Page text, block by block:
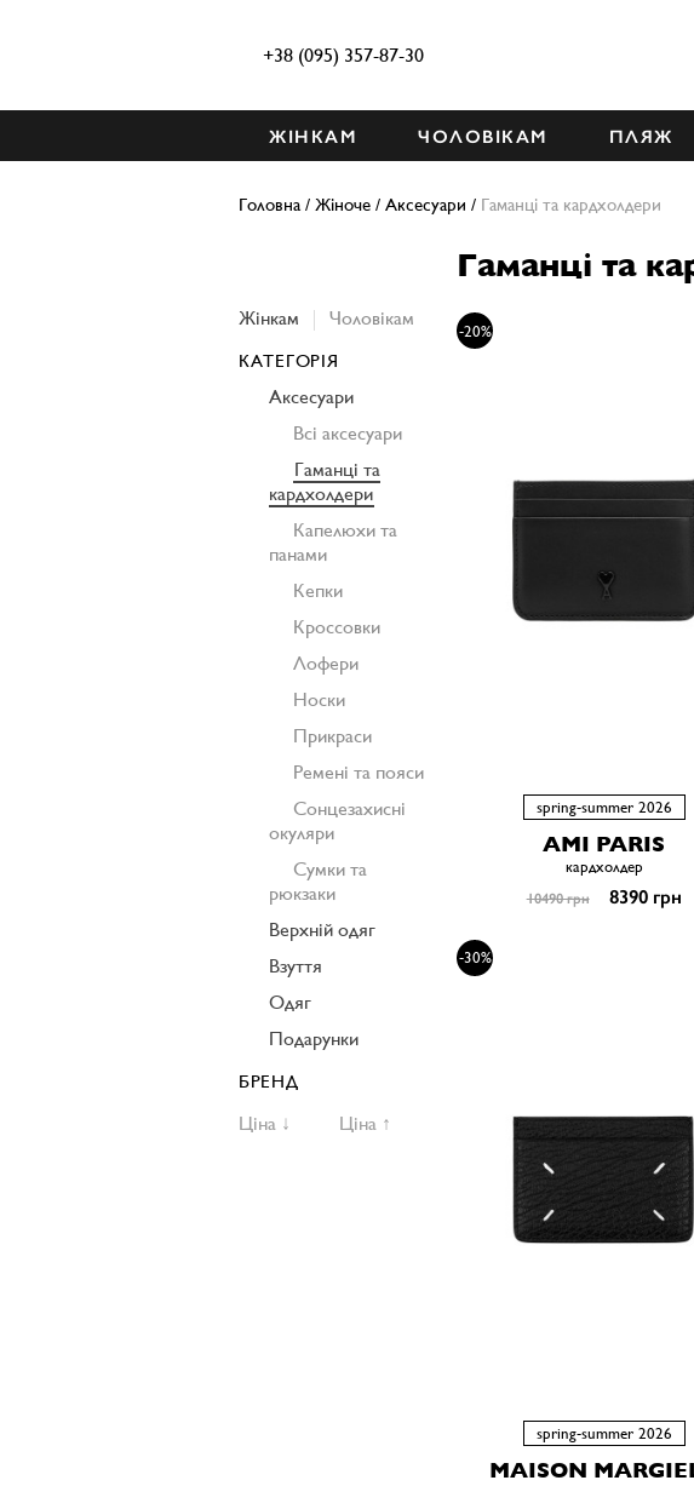
+38 (095) 357-87-30
ЖІНКАМ ЧОЛОВІКАМ ПЛЯЖ
Головна / Жіноче / Аксесуари / Гаманці та кардхолдери
Гаманці та
-20%
spring-summer 2026
AMI PARIS
кардхолдер
10490 грн 8390 грн
-30%
spring-summer 2026
MAISON
Жінкам Чоловікам
КАТЕГОРІЯ
Аксесуари
Всі аксесуари
Гаманці та
кардхолдери
Капелюхи та
панами
Кепки
Кроссовки
Лофери
Носки
Прикраси
Ремені та пояси
Сонцезахисні
окуляри
Сумки та
рюкзаки
Верхній одяг
Взуття
Одяг
Подарунки
БРЕНД
Ціна ↓ Ціна ↑